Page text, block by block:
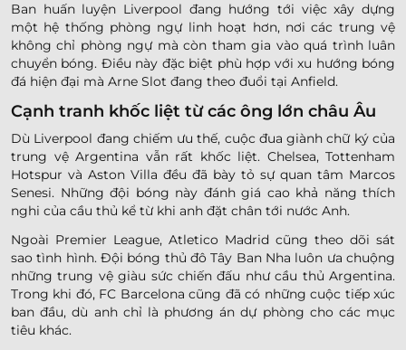
Ban huấn luyện Liverpool đang hướng tới việc xây dựng
một hệ thống phòng ngự linh hoạt hơn, nơi các trung vệ
không chỉ phòng ngự mà còn tham gia vào quá trình luân
chuyển bóng. Điều này đặc biệt phù hợp với xu hướng bóng
đá hiện đại mà Arne Slot đang theo đuổi tại Anfield.
Cạnh tranh khốc liệt từ các ông lớn châu Âu
Dù Liverpool đang chiếm ưu thế, cuộc đua giành chữ ký của
trung vệ Argentina vẫn rất khốc liệt. Chelsea, Tottenham
Hotspur và Aston Villa đều đã bày tỏ sự quan tâm Marcos
Senesi. Những đội bóng này đánh giá cao khả năng thích
nghi của cầu thủ kể từ khi anh đặt chân tới nước Anh.
Ngoài Premier League, Atletico Madrid cũng theo dõi sát
sao tình hình. Đội bóng thủ đô Tây Ban Nha luôn ưa chuộng
những trung vệ giàu sức chiến đấu như cầu thủ Argentina.
Trong khi đó, FC Barcelona cũng đã có những cuộc tiếp xúc
ban đầu, dù anh chỉ là phương án dự phòng cho các mục
tiêu khác.